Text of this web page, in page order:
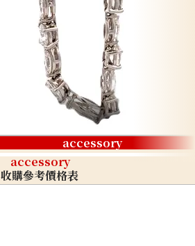
accessory
accessory
收購參考價格表